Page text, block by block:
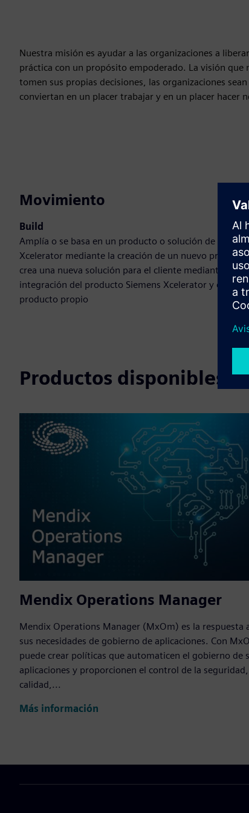
Nuestra misión es ayudar a las organizaciones a
práctica con un propósito empoderado. La visión que
tomen sus propias decisiones, las organizaciones
conviertan en un placer trabajar y en un placer hacer
Movimiento
Build
Amplía o se basa en un producto o solución de
Xcelerator mediante la creación de un nuevo
crea una nueva solución para el cliente mediante la
integración del producto Siemens Xcelerator y el
producto propio
Productos disponibles
Mendix Operations Manager
Mendix Operations Manager (MxOm) es la respuesta
sus necesidades de gobierno de aplicaciones. Con
puede crear políticas que automaticen el gobierno de
aplicaciones y proporcionen el control de la
calidad,...
Más información